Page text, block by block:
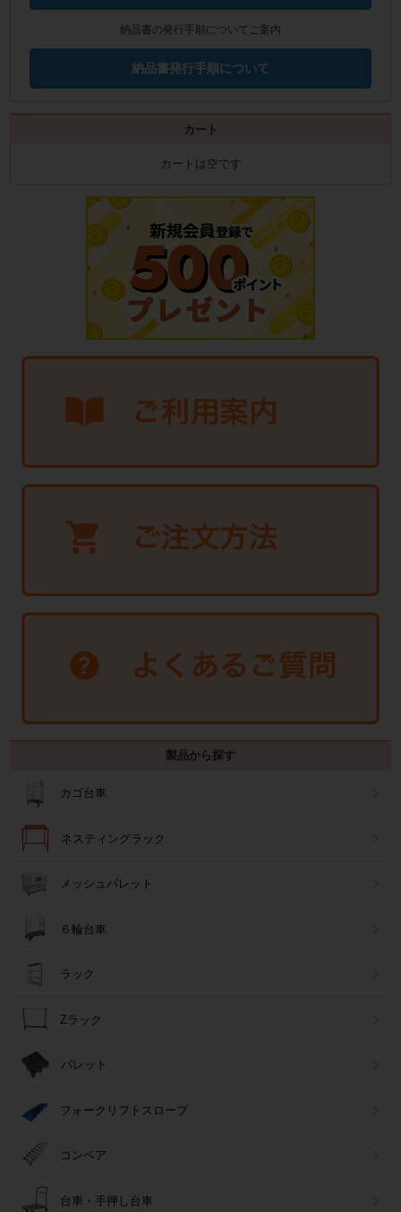
納品書の発行手順についてご案内
納品書発行手順について
カート
カートは空です
製品から探す
カゴ台車
ネスティングラック
メッシュパレット
６輪台車
ラック
Zラック
パレット
フォークリフトスロープ
コンベア
台車・手押し台車